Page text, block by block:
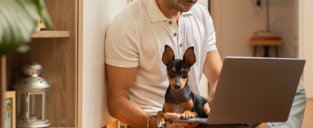
Search products